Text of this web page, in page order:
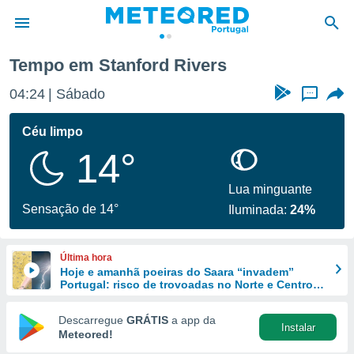
da
foi
fornecidas
a este
das
e
forma
digital
Tempo em Stanford Rivers
04:24 Sábado ...
Céu limpo
14°
Sensação de 14°
Lua minguante
Iluminada:24%
Última hora
Hoje e amanhã poeiras do Saara “invadem”
Portugal: risco de trovoadas no Norte e Centro
Descarregue GRÁTIS a app da
Meteored!
Instalar